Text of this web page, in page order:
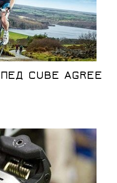
CUBE AGREE